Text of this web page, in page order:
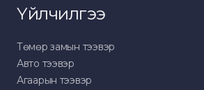
Үйлчилгээ
Төмөр замын тээвэр
Авто тээвэр
Агаарын тээвэр